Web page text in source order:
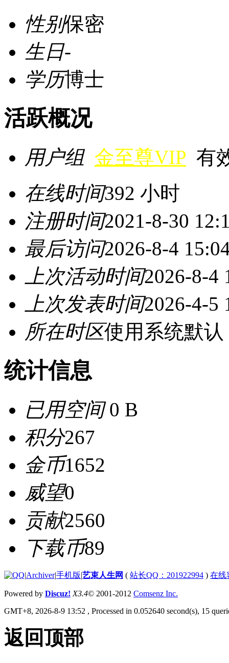
性别保密
生日-
学历博士
活跃概况
用户组 金至尊VIP 有
在线时间392 小时
注册时间2021-8-30
最后访问2026-8-4
上次活动时间2026-8-4
上次发表时间2026-4-5
所在时区使用系统默认
统计信息
已用空间0 B
积分267
金币1652
威望0
贡献2560
下载币89
|Archiver|手机版|艺束人生网 ( 站长QQ：201922994 ) 在线
Powered by Discuz! X3.4© 2001-2012 Comsenz Inc.
GMT+8, 2026-8-9 13:52 , Processed in 0.052640 second(s), 15
返回顶部